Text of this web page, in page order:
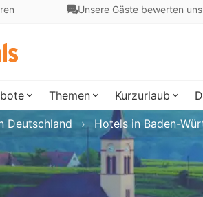
Unsere Gäste bewerten
Themen Kurzurlaub
Deutschland Hotels in Baden-